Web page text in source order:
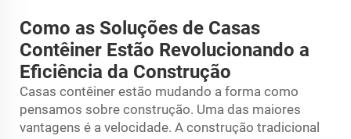
Como as Soluções de Casas
Contêiner Estão Revolucionando a
Eficiência da Construção
Casas contêiner estão mudando a forma como
pensamos sobre construção. Uma das maiores
vantagens é a velocidade. A construção tradicional